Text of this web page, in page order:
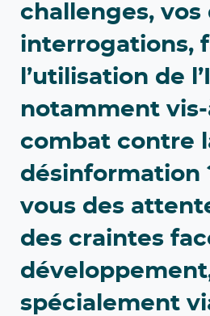
challenges,
interrogations,
l’utilisation de
notamment
combat contre
désinformation
vous des
des craintes
spécialement